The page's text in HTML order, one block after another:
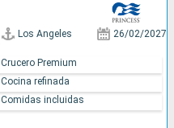
Los Angeles 26/02/2027
Crucero Premium
Cocina refinada
Comidas incluidas